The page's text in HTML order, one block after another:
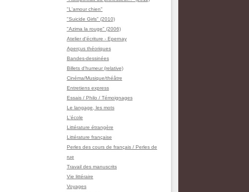
"L'amour chien"
"Suicide Girls" (2010)
"Azima la rouge" (2006)
Atelier d'écriture - Epernay
Aperçus théoriques
Bandes-dessinées
Billets d'humeur (relative)
Cinéma/Musique/théâtre
Entretiens express
Essais / Philo / Témoignages
Le langage, les mots
L'école
Littérature étrangère
Littérature française
Perles des cours de français / Perles de
rue
Travail des manuscrits
Vie littéraire
Voyages